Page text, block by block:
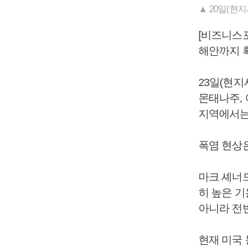
▲ 20일(현
[비즈니스
해안까지
23일(현지
몬태나주,
지역에서
폭염 현상
마크 셰너
히 높은 기
아니라 전
현재 미국